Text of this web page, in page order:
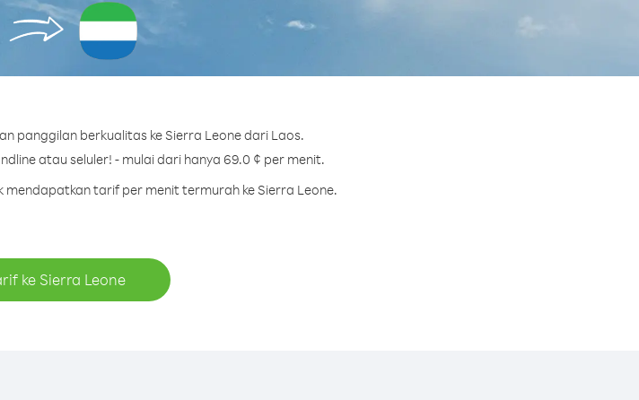
panggilan berkualitas ke Sierra Leone dari Laos.
atau seluler! - mulai dari hanya 69.0 ¢ per menit.
tarif per menit termurah ke Sierra Leone.
ke Sierra Leone